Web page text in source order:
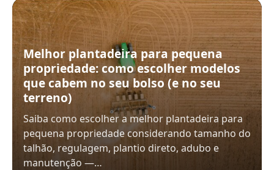
Melhor plantadeira para pequena
propriedade: como escolher modelos
que cabem no seu bolso (e no seu
terreno)
Saiba como escolher a melhor plantadeira para
pequena propriedade considerando tamanho do
talhão, regulagem, plantio direto, adubo e
manutenção —…